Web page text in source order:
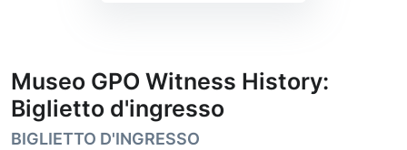
Museo GPO Witness History:
Biglietto d'ingresso
BIGLIETTO D'INGRESSO